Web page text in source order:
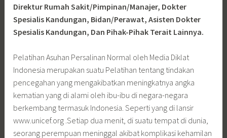
Direktur Rumah Sakit/Pimpinan/Manajer, Dokter
Spesialis Kandungan, Bidan/Perawat, Asisten Dokter
Spesialis Kandungan, Dan Pihak-Pihak Terait Lainnya.
Pelatihan Asuhan Persalinan Normal oleh Media Diklat
Indonesia merupakan suatu Pelatihan tentang tindakan
pencegahan yang mengakibatkan meningkatnya angka
kematian yang di alami oleh ibu-ibu di negara-negara
berkembang termasuk Indonesia. Seperti yang di lansir
www.unicef.org .Setiap dua menit, di suatu tempat di dunia,
seorang perempuan meninggal akibat komplikasi kehamilan